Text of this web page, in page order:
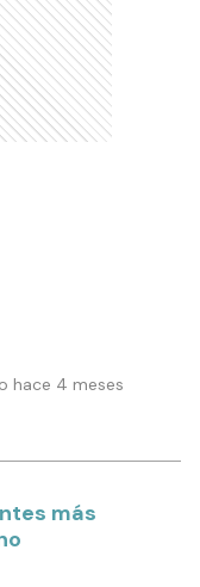
hace 4 meses
más